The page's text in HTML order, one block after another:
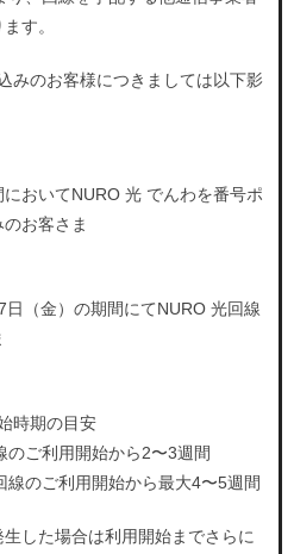
す。
みのお客様につきましては以下影
おいてNURO 光 でんわを番号ポ
お客さま
（金）の期間にてNURO 光回線
時期の目安
ご利用開始から2〜3週間
のご利用開始から最大4〜5週間
した場合は利用開始までさらに